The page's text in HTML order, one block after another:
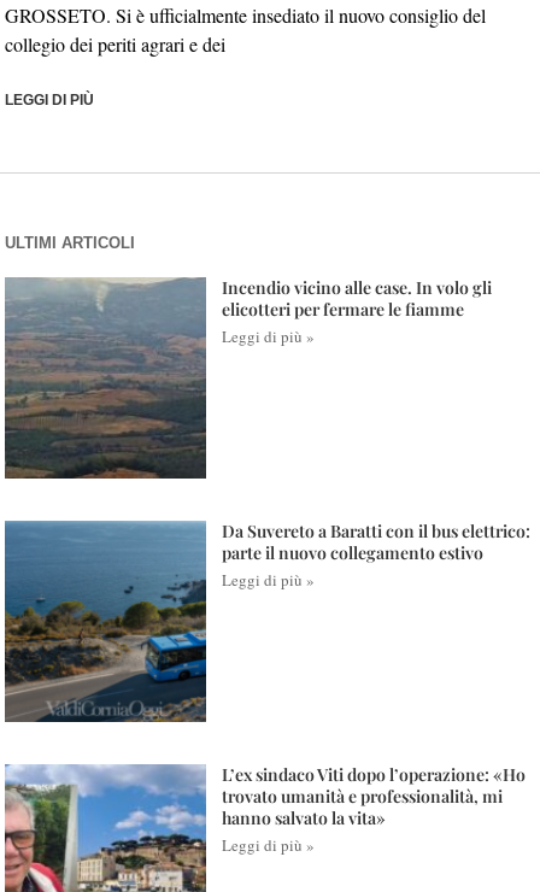
GROSSETO. Si è ufficialmente insediato il nuovo consiglio del
collegio dei periti agrari e dei
LEGGI DI PIÙ
ULTIMI ARTICOLI
Incendio vicino alle case. In volo gli
elicotteri per fermare le fiamme
Leggi di più »
Da Suvereto a Baratti con il bus elettrico:
parte il nuovo collegamento estivo
Leggi di più »
L’ex sindaco Viti dopo l’operazione: «Ho
trovato umanità e professionalità, mi
hanno salvato la vita»
Leggi di più »